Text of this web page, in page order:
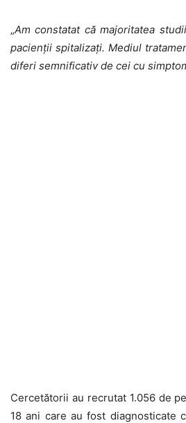
„Am constatat că majoritatea
pacienții spitalizați. Mediul
diferi semnificativ de cei cu
Cercetătorii au recrutat 1.056 de
18 ani care au fost diagnosticate